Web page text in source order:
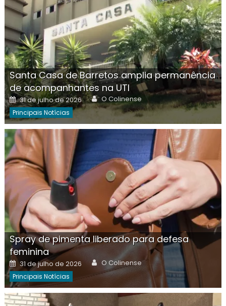
Santa Casa de Barretos amplia permanência
de acompanhantes na UTI
Posted
on
31 de julho de 2026 Author
O Colinense
Principais Notícias
Spray de pimenta liberado para defesa
feminina
Posted
on
31 de julho de 2026 Author
O Colinense
Principais Notícias